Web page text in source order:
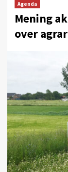
Agenda
Mening
over